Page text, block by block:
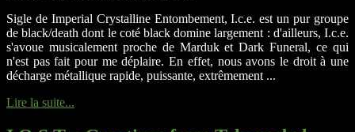
Sigle de Imperial Crystalline Entombement, I.c.e. est un pur groupe
de black/death dont le coté black domine largement : d'ailleurs, I.c.e.
s'avoue musicalement proche de Marduk et Dark Funeral, ce qui
n'est pas fait pour me déplaire. En effet, nous avons le droit à une
décharge métallique rapide, puissante, extrêmement ...
Lire la suite...